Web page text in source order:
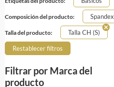
Composición del producto: Spandex
Talla del producto: Talla CH (S)
Restablecer filtros
Filtrar por Marca del
producto